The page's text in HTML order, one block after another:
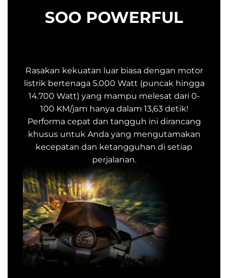
SOO POWERFUL
Rasakan kekuatan luar biasa dengan motor
listrik bertenaga 5.000 Watt (puncak hingga
14.700 Watt) yang mampu melesat dari 0-
100 KM/jam hanya dalam 13,63 detik!
Performa cepat dan tangguh ini dirancang
khusus untuk Anda yang mengutamakan
kecepatan dan ketangguhan di setiap
perjalanan.